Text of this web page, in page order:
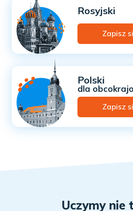
Rosyjski
Zapisz
Polski
dla
Zapisz
Uczymy nie